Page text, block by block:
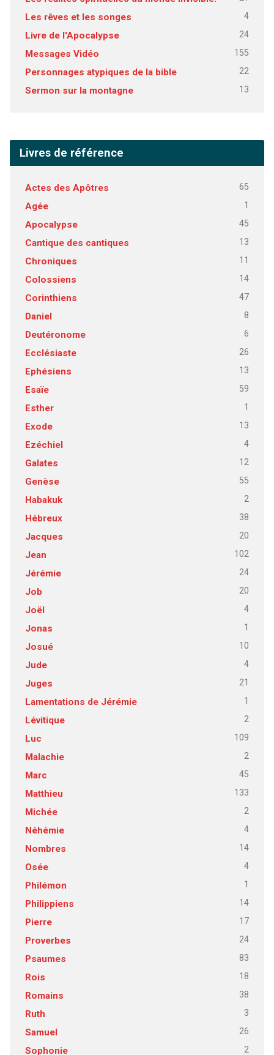
Les rêves et les songes 4
Livre de l'Apocalypse 24
Messages Vidéo 155
Personnages atypiques de la bible 22
Sermon sur la montagne 13
Livres de référence
Actes des Apôtres 65
Agée 1
Apocalypse 45
Cantique des cantiques 13
Chroniques 11
Colossiens 14
Corinthiens 47
Daniel 8
Deutéronome 6
Ecclésiaste 26
Ephésiens 13
Esaïe 59
Esther 1
Exode 13
Ezéchiel 4
Galates 12
Genèse 55
Habakuk 2
Hébreux 38
Jacques 20
Jean 102
Jérémie 24
Job 20
Joël 4
Jonas 1
Josué 10
Jude 4
Juges 21
Lamentations de Jérémie 1
Lévitique 2
Luc 109
Malachie 2
Marc 45
Matthieu 133
Michée 2
Néhémie 4
Nombres 14
Osée 4
Philémon 1
Philippiens 14
Pierre 17
Proverbes 24
Psaumes 83
Rois 18
Romains 38
Ruth 3
Samuel 26
Sophonie 2